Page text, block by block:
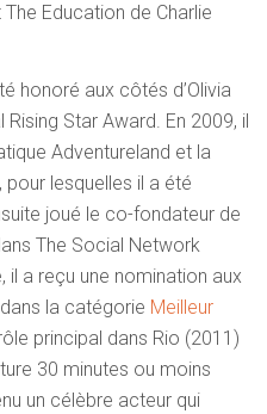
Education de Charlie
honoré aux côtés d’Olivia
Star Award. En 2009, il
Adventureland et la
lesquelles il a été
joué le co-fondateur de
The Social Network
a reçu une nomination aux
la catégorie Meilleur
principal dans Rio (2011)
30 minutes ou moins
un célèbre acteur qui